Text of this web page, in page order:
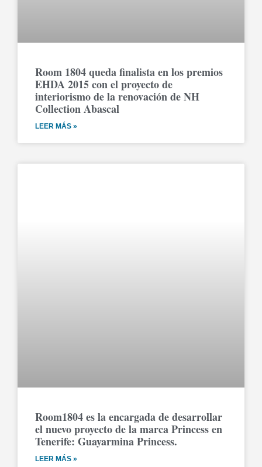
Room 1804 queda finalista en los premios
EHDA 2015 con el proyecto de
interiorismo de la renovación de NH
Collection Abascal
LEER MÁS »
Room1804 es la encargada de desarrollar
el nuevo proyecto de la marca Princess en
Tenerife: Guayarmina Princess.
LEER MÁS »